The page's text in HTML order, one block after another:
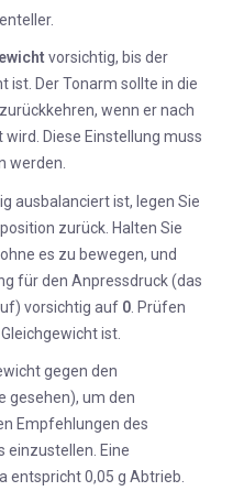
vorsichtig, bis der
ist. Der Tonarm sollte in die
wenn er nach
Diese Einstellung muss
werden.
ausbalanciert ist, legen Sie
zurück. Halten Sie
es zu bewegen, und
für den Anpressdruck (das
vorsichtig auf 0 . Prüfen
ist.
gegen den
gesehen), um den
Empfehlungen des
einzustellen. Eine
entspricht 0,05 g Abtrieb.